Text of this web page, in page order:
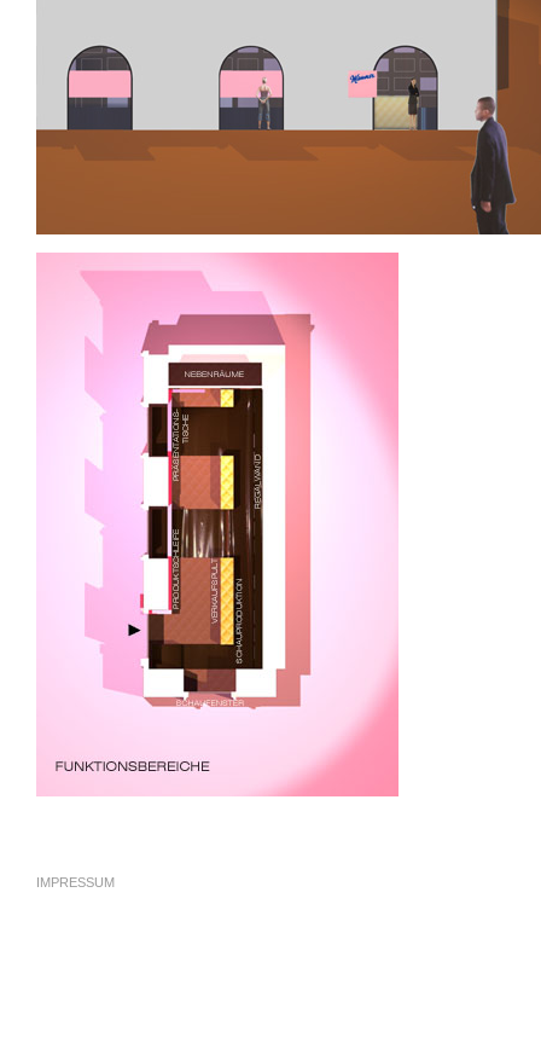
IMPRESSUM